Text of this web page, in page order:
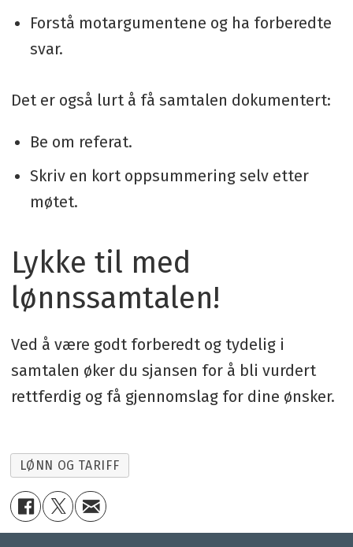
Forstå motargumentene og ha forberedte
svar.
Det er også lurt å få samtalen dokumentert:
Be om referat.
Skriv en kort oppsummering selv etter
møtet.
Lykke til med
lønnssamtalen!
Ved å være godt forberedt og tydelig i
samtalen øker du sjansen for å bli vurdert
rettferdig og få gjennomslag for dine ønsker.
LØNN OG TARIFF